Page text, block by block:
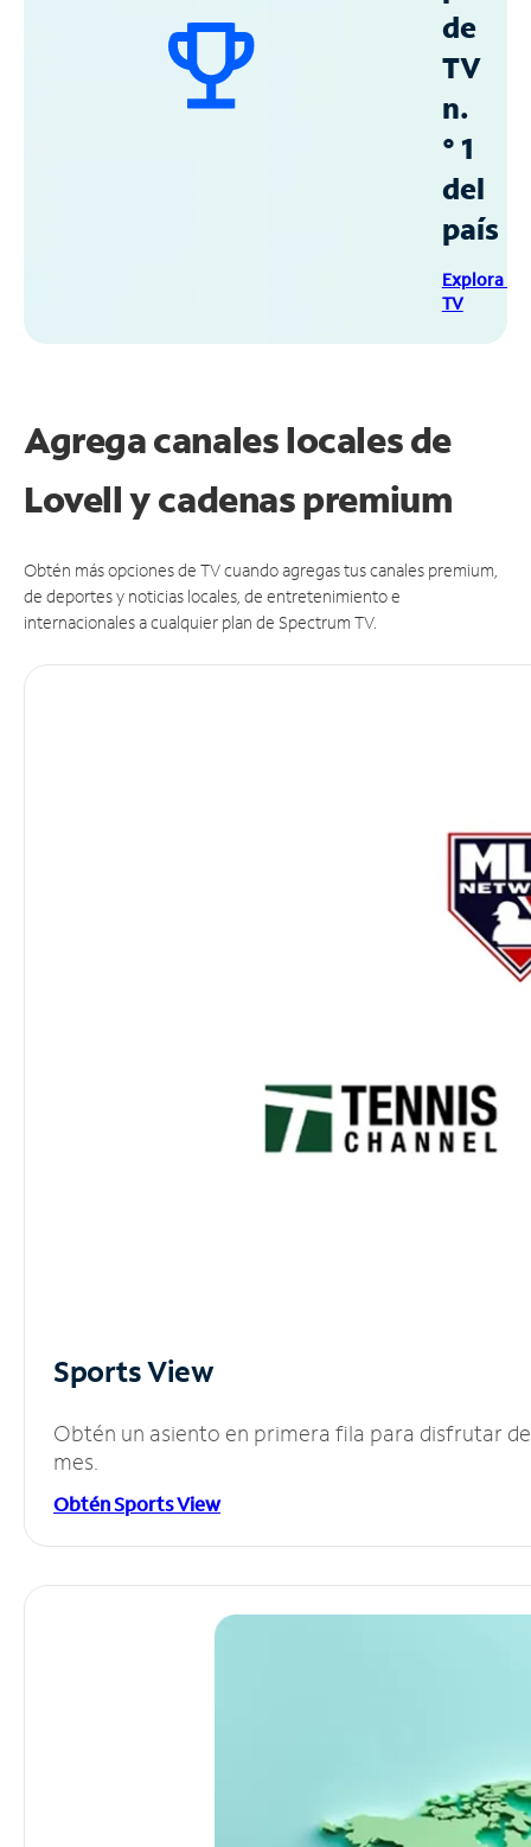
de
TV
n.
° 1
del
país
Explora
TV
Agrega canales locales de
Lovell y cadenas premium
Obtén más opciones de TV cuando agregas tus canales premium,
de deportes y noticias locales, de entretenimiento e
internacionales a cualquier plan de Spectrum TV.
Sports View
Obtén un asiento en primera fila para disfrutar
mes.
Obtén Sports View